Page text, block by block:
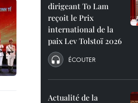
dirigeant To Lam
reçoit le Prix
international de la
paix Lev Tolstoï 2026
ÉCOUTER
Actualité de la